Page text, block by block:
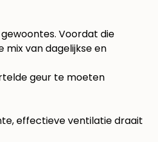
Voordat die
mix van dagelijkse en
geur te moeten
effectieve ventilatie draait